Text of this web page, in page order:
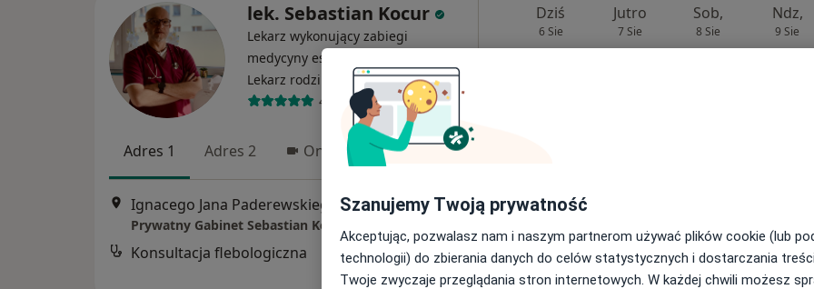
lek. Sebastian Kocur
Lekarz wykonujący zabiegi
medycyny estetycznej, Flebolog,
Lekarz rodzinny
Więcej
408 opinii
Adres 1 Adres 2 Online
Ignacego Jana Paderewskiego 51, Gliwice •Mapa
Prywatny Gabinet Sebastian Kocur - SKinMED Gliwice
Konsultacja flebologiczna 250 zł
Dziś
6 Sie
Jutro
7 Sie
Sob,
8 Sie
Ndz,
9 Sie
Szanujemy Twoją prywatność
Akceptując, pozwalasz nam i naszym partnerom używać plików cookie (lub
technologii) do zbierania danych do celów statystycznych i dostarczania
Twoje zwyczaje przeglądania stron internetowych. W każdej chwili możesz